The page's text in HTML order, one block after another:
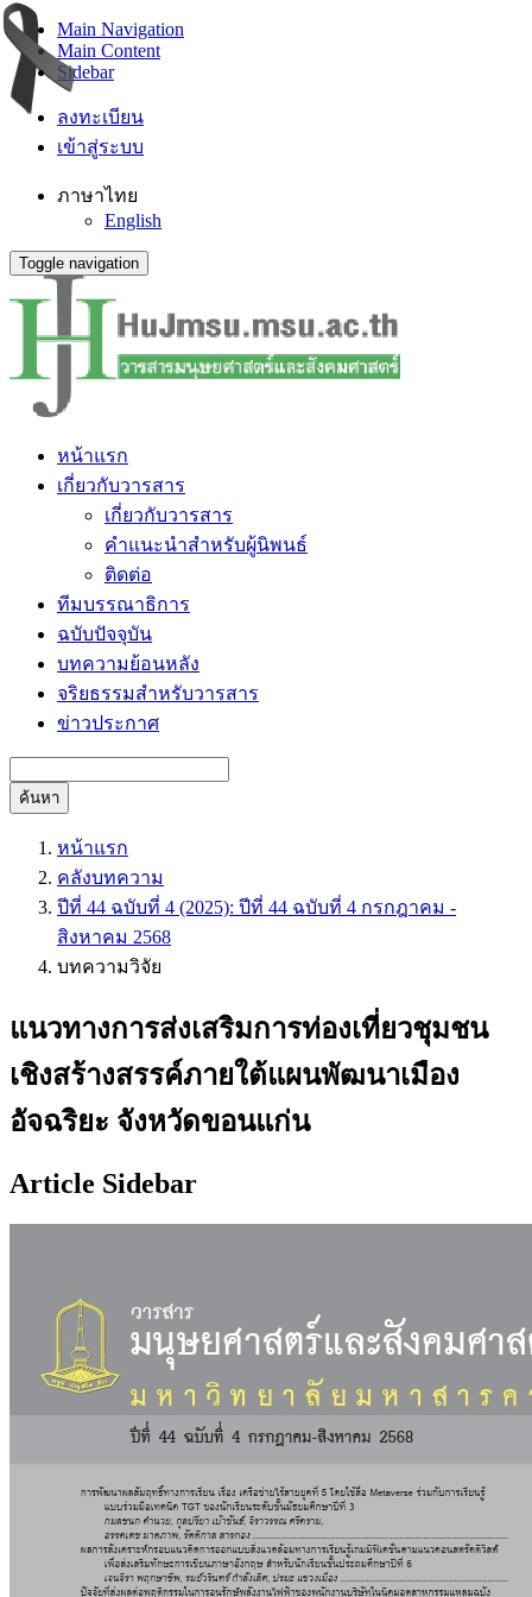
Main Navigation
Main Content
Sidebar
ลงทะเบียน
เข้าสู่ระบบ
ภาษาไทย
English
Toggle navigation
หน้าแรก
เกี่ยวกับวารสาร
เกี่ยวกับวารสาร
คำแนะนำสำหรับผู้นิพนธ์
ติดต่อ
ทีมบรรณาธิการ
ฉบับปัจจุบัน
บทความย้อนหลัง
จริยธรรมสำหรับวารสาร
ข่าวประกาศ
ค้นหา
หน้าแรก
คลังบทความ
ปีที่ 44 ฉบับที่ 4 (2025): ปีที่ 44 ฉบับที่ 4 กรกฎาคม -
สิงหาคม 2568
บทความวิจัย
แนวทางการส่งเสริมการท่องเที่ยวชุมชน
เชิงสร้างสรรค์ภายใต้แผนพัฒนาเมือง
อัจฉริยะ จังหวัดขอนแก่น
Article Sidebar